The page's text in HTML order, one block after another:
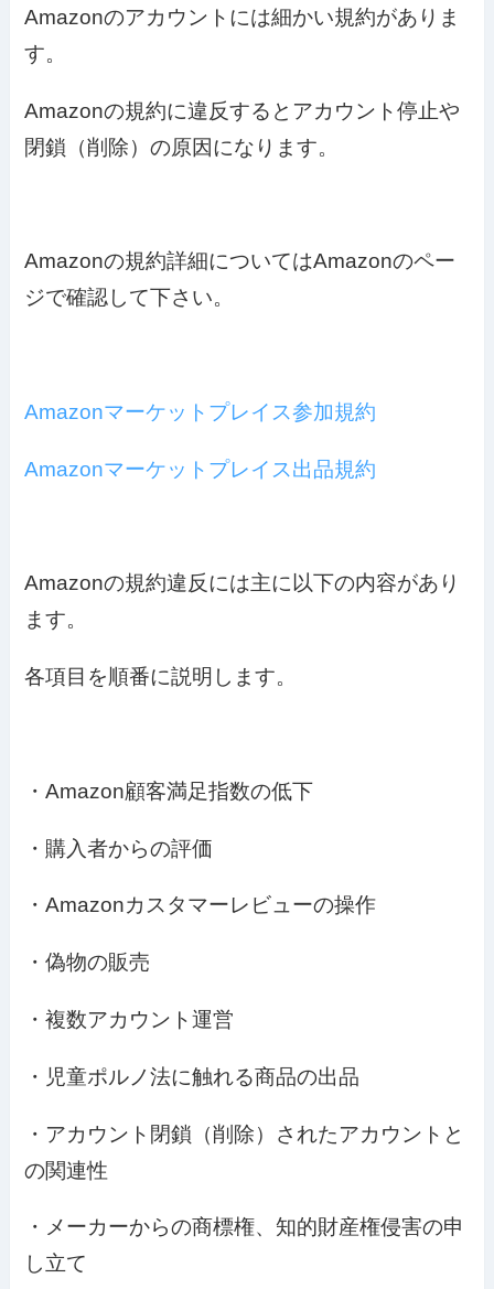
Amazonのアカウントには細かい規約がありま
す。
Amazonの規約に違反するとアカウント停止や
閉鎖（削除）の原因になります。
Amazonの規約詳細についてはAmazonのペー
ジで確認して下さい。
Amazonマーケットプレイス参加規約
Amazonマーケットプレイス出品規約
Amazonの規約違反には主に以下の内容があり
ます。
各項目を順番に説明します。
・Amazon顧客満足指数の低下
・購入者からの評価
・Amazonカスタマーレビューの操作
・偽物の販売
・複数アカウント運営
・児童ポルノ法に触れる商品の出品
・アカウント閉鎖（削除）されたアカウントと
の関連性
・メーカーからの商標権、知的財産権侵害の申
し立て